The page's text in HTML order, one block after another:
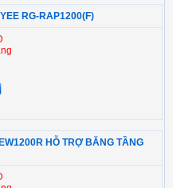
RG-RAP1200(F)
HỖ TRỢ BĂNG TẦNG